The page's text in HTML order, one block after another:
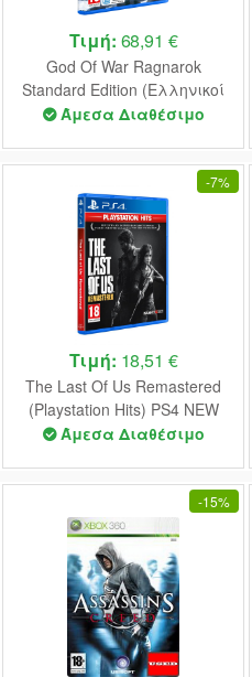
Τιμή: 68,91 €
God Of War Ragnarok
Standard Edition (Ελληνικοί
υπότιτλοι & μεταγλώττιση)
Άμεσα Διαθέσιμο
-7%
Τιμή: 18,51 €
The Last Of Us Remastered
(Playstation Hits) PS4 NEW
Άμεσα Διαθέσιμο
-15%